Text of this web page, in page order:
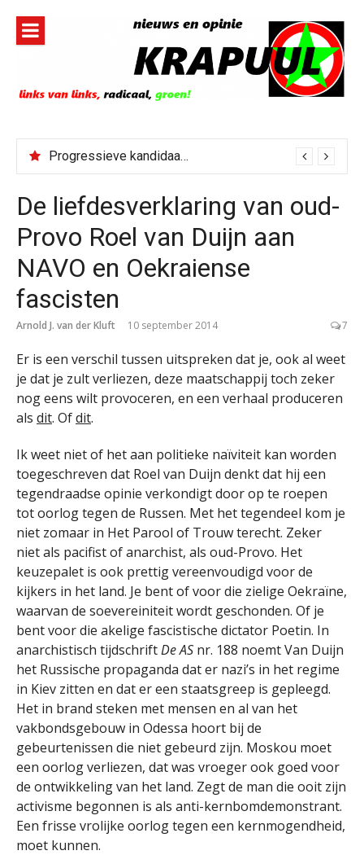
inhoud
Progressieve kandidaat El-Sayed senaatskandidaat Michigan
De liefdesverklaring van oud-
Provo Roel van Duijn aan
NAVO en Oekraiense
fascisten
Arnold J. van der Kluft 10 september 2014 7
Er is een verschil tussen uitspreken dat je, ook al weet
je dat je zult verliezen, deze maatschappij toch zeker
nog eens wilt provoceren, en een verhaal produceren
als dit. Ofdit.
Ik weet niet of het aan politieke naïviteit kan worden
toegeschreven dat Roel van Duijn denkt dat hij een
tegendraadse opinie verkondigt door op te roepen
tot oorlog tegen de Russen. Met het tegendeel kom je
niet zomaar in Het Parool of Trouw terecht. Zeker
niet als pacifist of anarchist, als oud-Provo. Het
keuzepalet is ook prettig vereenvoudigd voor de
kijkers in het land. Je bent of voor die zielige Oekraïne,
waarvan de soevereiniteit wordt geschonden. Of je
bent voor die akelige fascistische dictator Poetin. In
anarchistisch tijdschriftDe AS nr. 188 noemt Van Duijn
het Russische propaganda dat er nazi’s in het regime
in Kiev zitten en dat er een staatsgreep is gepleegd.
Het in brand steken met mensen en al van het
vakbondsgebouw in Odessa hoort bij de
gebeurtenissen die niet gebeurd zijn. Moskou moet
een oorlog verliezen, dat was vroeger ook goed voor
de ontwikkeling van het land. Zegt de man die ooit zijn
activisme begonnen is als anti-kernbomdemonstrant.
Een frisse vrolijke oorlog tegen een kernmogendheid,
moet kunnen.